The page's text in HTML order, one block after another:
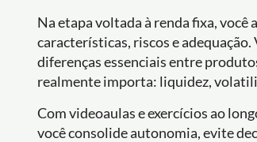
Na etapa voltada à renda fixa,
características, riscos e adequação.
diferenças essenciais entre
realmente importa: liquidez,
Com videoaulas e exercícios ao
você consolide autonomia, evite